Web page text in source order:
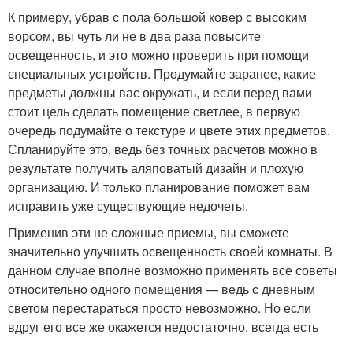
К примеру, убрав с пола большой ковер с высоким
ворсом, вы чуть ли не в два раза повысите
освещенность, и это можно проверить при помощи
специальных устройств. Продумайте заранее, какие
предметы должны вас окружать, и если перед вами
стоит цель сделать помещение светлее, в первую
очередь подумайте о текстуре и цвете этих предметов.
Спланируйте это, ведь без точных расчетов можно в
результате получить аляповатый дизайн и плохую
организацию. И только планирование поможет вам
исправить уже существующие недочеты.
Применив эти не сложные приемы, вы сможете
значительно улучшить освещенность своей комнаты. В
данном случае вполне возможно применять все советы
относительно одного помещения — ведь с дневным
светом перестараться просто невозможно. Но если
вдруг его все же окажется недостаточно, всегда есть